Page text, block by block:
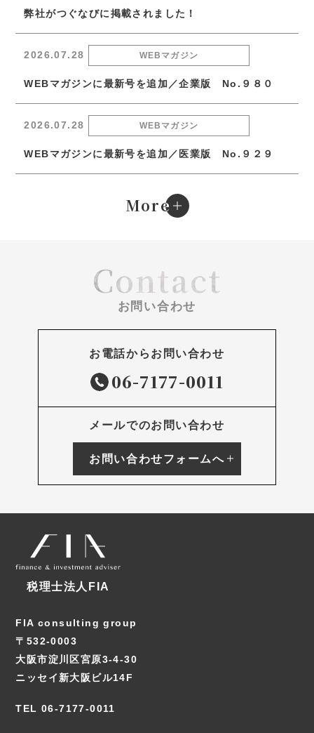
弊社がつぐなびに掲載されました！
2026.07.28 WEBマガジン
WEBマガジンに最新号を追加／企業版 No.９８０
2026.07.28 WEBマガジン
WEBマガジンに最新号を追加／医業版 No.９２９
More
e
Contact
お問い合わせ
お電話からお問い合わせ
06-7177-0011
メールでのお問い合わせ
お問い合わせフォームへ
税理士法人FIA
FIA consulting group
〒532-0003
大阪市淀川区宮原3-4-30
ニッセイ新大阪ビル14F
TEL 06-7177-0011